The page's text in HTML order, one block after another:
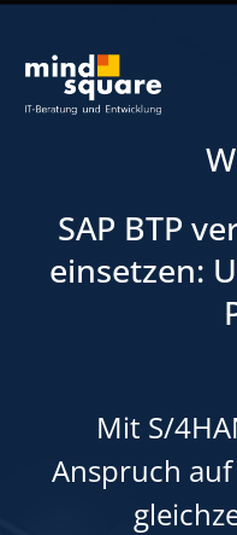
SAP BTP
einsetzen:
Mit S/
Anspruch auf